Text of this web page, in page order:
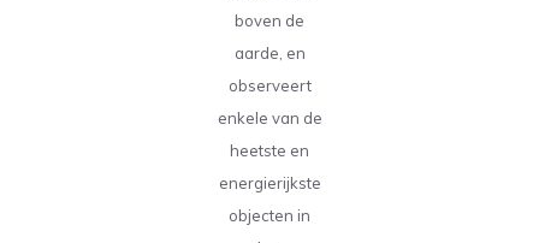
boven de
aarde, en
observeert
enkele van de
heetste en
energierijkste
objecten in